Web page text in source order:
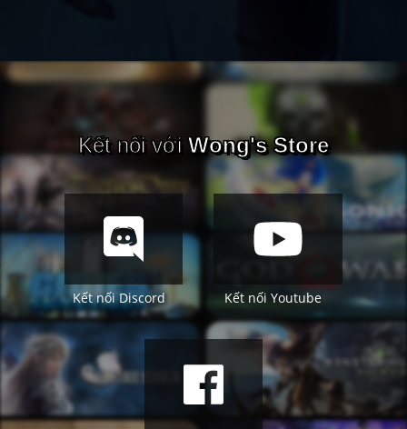
Kết nối với Wong's Store
Kết nối Discord Kết nối Youtube